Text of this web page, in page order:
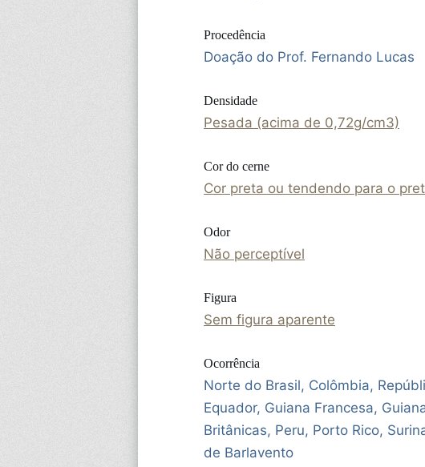
Procedência
Doação do Prof. Fernando Lucas
Densidade
Pesada (acima de 0,72g/cm3)
Cor do cerne
Cor preta ou tendendo para o
Odor
Não perceptível
Figura
Sem figura aparente
Ocorrência
Norte do Brasil, Colômbia,
Equador, Guiana Francesa,
Britânicas, Peru, Porto Rico,
de Barlavento